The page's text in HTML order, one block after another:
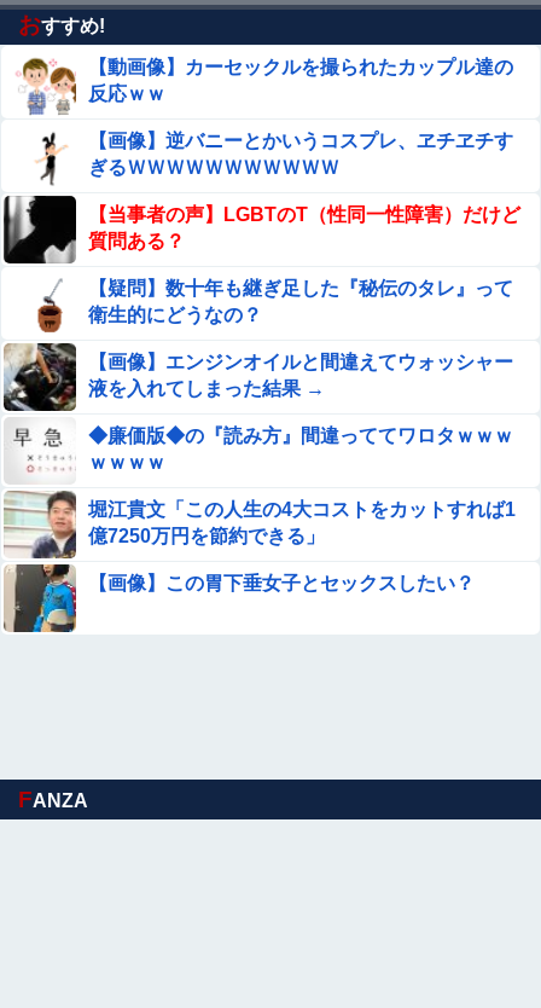
ないだろｗｗ
エロ漫画『いじめがあるクラスにふたなり転校生がヤッて
きた』をrawやhitomiを使わずに無料で読む方法│同人ふぇ
ち
【悲報】女子自転車競技、ブラに綿を詰めまくって空気抵
抗を減らすチート技が発覚ｗｗｗ
福岡県議会「海外旅行じゃない、海外活動だ！」→視察費
2.65億円公開で再炎上ｗｗｗ
ごつ盛り焼きそばとかいう年１くらいで無性に食いた
くなるやつｗｗｗｗｗｗｗｗ
【画像】 JKさん、日本最大級の”水かけ祭り”フェスでお
っ〇ぱい丸見え！大量ぶっかけハプニングｗｗｗ
ギリギリやれるブス巨乳ｗｗｗｗｗｗｗｗｗ （※画像あ
り）
岡田斗司夫「人間の本音としてブサイクを見たら不愉快に
なる。この責任をどうとるんだ」
（ ´_ゝ`）中道・立憲・公明、国会内で「熊本地震対策本
部会議」各省庁からヒアリング・現地から意見聴取「パー
ティション、人手、宿泊施設の不足や、...
【悲報】元フジテレビ渡邊渚さん、『地獄』に逆戻りして
断）、マジでめちゃくちゃ怖い
おすすめ!
【動画像】カーセックルを撮られたカップル達の
反応ｗｗ
【画像】逆バニーとかいうコスプレ、ヱチヱチす
ぎるＷＷＷＷＷＷＷＷＷＷＷ
【当事者の声】LGBTのT（性同一性障害）だけど
質問ある？
【疑問】数十年も継ぎ足した『秘伝のタレ』って
衛生的にどうなの？
【画像】エンジンオイルと間違えてウォッシャー
液を入れてしまった結果 →
◆廉価版◆の『読み方』間違っててワロタｗｗｗ
ｗｗｗｗ
堀江貴文「この人生の4大コストをカットすれば1
億7250万円を節約できる」
【画像】この胃下垂女子とセックスしたい？
FANZA